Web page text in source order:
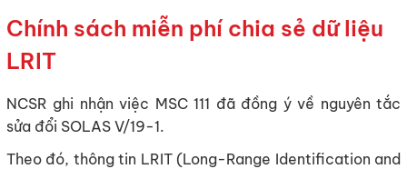
Chính sách miễn phí chia sẻ dữ liệu
LRIT
NCSR ghi nhận việc MSC 111 đã đồng ý về nguyên tắc
sửa đổi SOLAS V/19-1.
Theo đó, thông tin LRIT (Long-Range Identification and